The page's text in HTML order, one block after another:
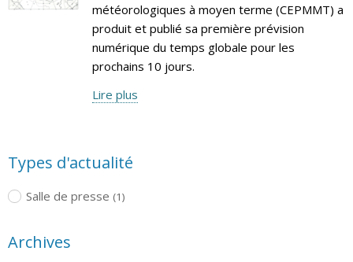
météorologiques à moyen terme (CEPMMT) a
produit et publié sa première prévision
numérique du temps globale pour les
prochains 10 jours.
Lire plus
Types d'actualité
Salle de presse (1)
Archives